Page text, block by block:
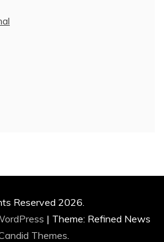
Reserved 2026.
| Theme: Refined News
Themes